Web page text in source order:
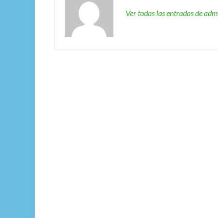
Ver todas las entradas de